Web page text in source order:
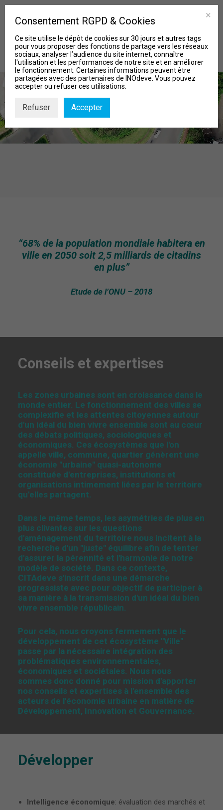
MISSIONS
Qui sommes-nous?
“68% de la population mondiale habitera en
ville en 2050 soit 2,5 milliards de citadins
en plus”
Etude de l’ONU – 2018
Conseils et expertises
Les zones urbaines sont en croissance dans le
monde entier. Le fonctionnement des villes se
complexifie et les attentes citoyennes autour
d'un idéal du bien vivre ensemble sont au cœur
des débats politiques, sociologiques et
économiques. Ces écosystèmes que l'on
appelle ville, commune, quartier génèrent une
économie "urbaine" quasi-autonome
constituée d'entreprises, institutions et
organisations intimement liées par le territoire
qu'elles partagent.
Dans le même temps, les asymétries de plus en
plus clivantes sur les questions
d'aménagement du territoire nous incitent à la
recherche d'un "juste" équilibre afin de tenter
d'assurer la pérennité et l'harmonie de notre
modèle de société. Dans ce contexte,
CITAdeve s'inscrit dans une démarche
progressiste avec pour objectif de participer à
sa manière à la transmission d'un idéal du bien
vivre ensemble républicain.
Pour cela, nous croyons fermement que le
développement de cet écosystème "Ville"
passe par la nécessaire intégration des
problématiques environnementales,
économiques et sociétales. Nous nous
sommes donc donné pour mission d'apporter
nos conseils et expertises à l'ensemble des
acteurs de l'économie urbaine en matière de
Développement, Innovation et Gouvernance.
Développer
Intelligence économique: évaluation des marchés et
Consentement RGPD & Cookies
Ce site utilise le dépôt de cookies sur 30 jours et autres tags
pour vous proposer des fonctions de partage vers les réseaux
sociaux, analyser l’audience du site internet, connaître
l'utilisation et les performances de notre site et en améliorer
le fonctionnement. Certaines informations peuvent être
partagées avec des partenaires de INOdeve. Vous pouvez
accepter ou refuser ces utilisations.
Refuser Accepter